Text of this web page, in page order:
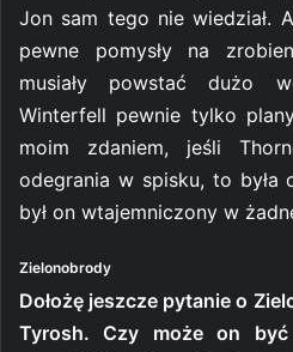
Jon sam tego nie wiedział.
pewne pomysły na
musiały powstać dużo
Winterfell pewnie tylko
moim zdaniem, jeśli
odegrania w spisku, to była
był on wtajemniczony w
Zielonobrody
Dołożę jeszcze pytanie o
Tyrosh. Czy może on